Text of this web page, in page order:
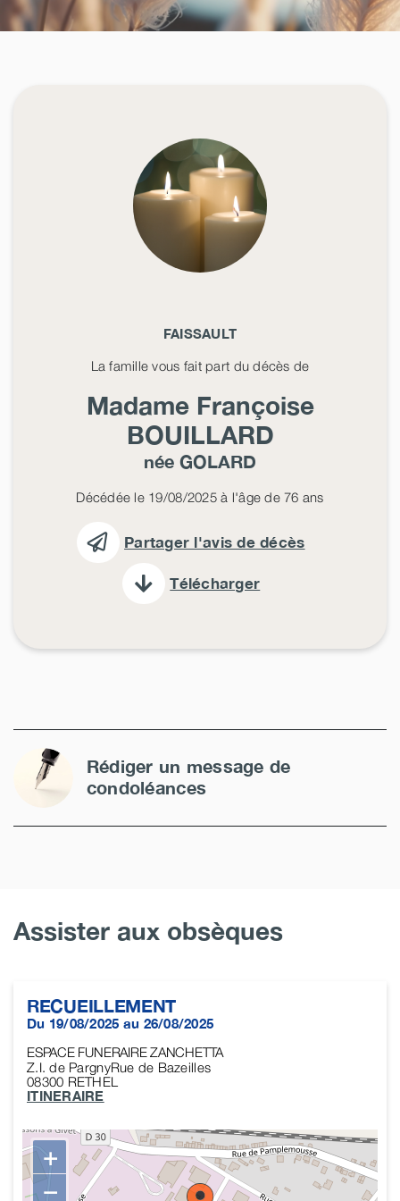
FAISSAULT
La famille vous fait part du décès de
Madame Françoise
BOUILLARD
née GOLARD
Décédée le 19/08/2025 à l'âge de 76 ans
Partager l'avis de décès
Télécharger
Rédiger un message de
condoléances
Assister aux obsèques
RECUEILLEMENT
Du 19/08/2025 au 26/08/2025
ESPACE FUNERAIRE ZANCHETTA
Z.I. de PargnyRue de Bazeilles
08300 RETHEL
ITINERAIRE
+
−